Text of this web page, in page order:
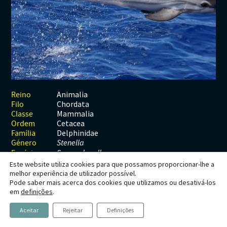
Reino
Animalia
Filo
Chordata
Classe
Mammalia
Ordem
Cetacea
Família
Delphinidae
Género
Stenella
Espécie S. coeruleoalba
Stenella coeruleoalba
Este website utiliza cookies para que possamos proporcionar-lhe a
melhor experiência de utilizador possível.
Pode saber mais acerca dos cookies que utilizamos ou desativá-los
em definições.
Aceitar Rejeitar Definições
ContactosArtrópodes
Aracnídeos
Crustáceos
Diplópodes
Cnidários
Cordados
Anfíbios
Tunicados
Equinodermes
Angiospérmicas
Briófitas
Gimnospérmicas
Pteridófitas
Fungos
Ascomicetes
Basidiomicetes
Anelídeos
Artrópodes
Braquiópodes
Cnidários
Peixes
Répteis
Plantas
Gimnospérmicas
Pteridófitas
Chromista
Glossário
Revista Naturae digital
Financiamento